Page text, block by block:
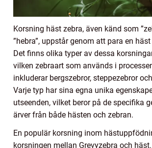
Korsning häst zebra, även känd som
”hebra”, uppstår genom att para en
Det finns olika typer av dessa
vilken zebraart som används i
inkluderar bergszebror, steppezebror
Varje typ har sina egna unika
utseenden, vilket beror på de specifika
ärver från både hästen och zebran.
En populär korsning inom
korsningen mellan Grevyzebra och